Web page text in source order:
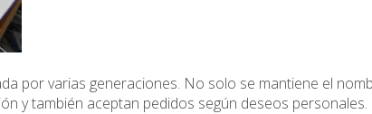
por varias generaciones. No solo se mantiene el
y también aceptan pedidos según deseos personales.